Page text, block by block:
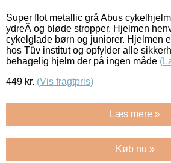
Super flot metallic grå Abus
ydreÂ og bløde stropper. Hjelmen
cykelglade børn og juniorer. Hjelmen
hos Tüv institut og opfylder alle
behagelig hjelm der på ingen måde
449 kr. (Vis fragtpris)
Læs mere »
Køb nu »